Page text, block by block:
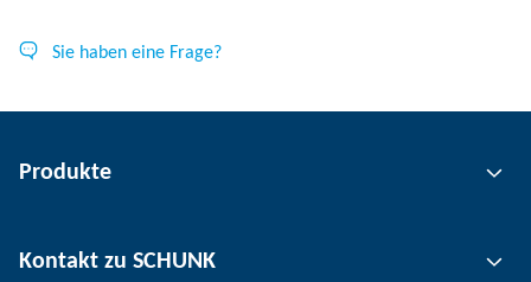
Sie haben eine Frage?
Produkte
Automatisierungstechnik
Kontakt zu SCHUNK